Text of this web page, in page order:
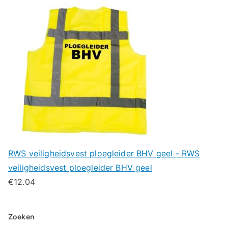
RWS veiligheidsvest ploegleider BHV geel - RWS
veiligheidsvest ploegleider BHV geel
€12.04
Zoeken